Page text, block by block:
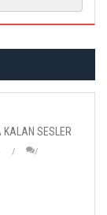
KALAN SESLER